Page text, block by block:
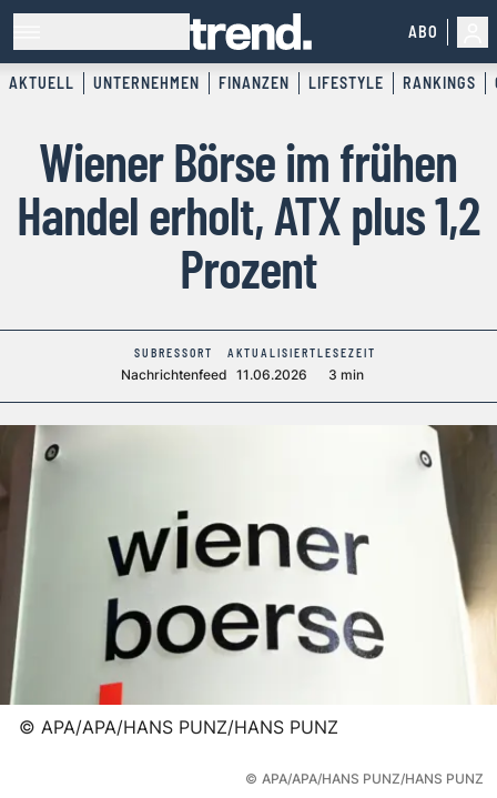
ABO
AKTUELL UNTERNEHMEN FINANZEN LIFESTYLE RANKINGS
Wiener Börse im frühen
Handel erholt, ATX plus 1,2
Prozent
SUBRESSORT
Nachrichtenfeed
AKTUALISIERT
11.06.2026
LESEZEIT
3 min
© APA/APA/HANS PUNZ/HANS PUNZ
© APA/APA/HANS PUNZ/HANS PUNZ